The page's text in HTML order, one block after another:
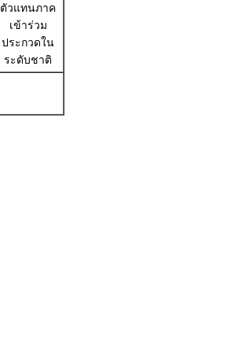
ตัวแทนภาค
เข้าร่วม
ประกวดใน
ระดับชาติ